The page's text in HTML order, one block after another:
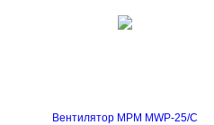
Вентилятор MPM MWP-25/C